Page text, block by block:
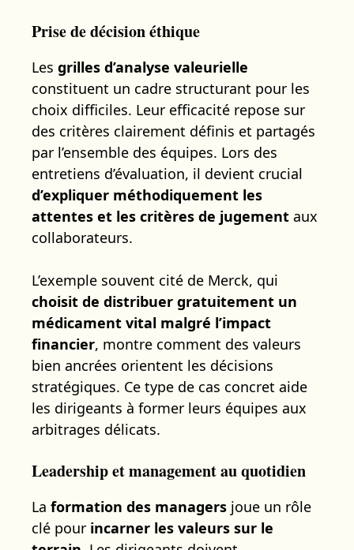
Prise de décision éthique
Les grilles d’analyse valeurielle
constituent un cadre structurant pour les
choix difficiles. Leur efficacité repose sur
des critères clairement définis et partagés
par l’ensemble des équipes. Lors des
entretiens d’évaluation, il devient crucial
d’expliquer méthodiquement les
attentes et les critères de jugement aux
collaborateurs.
L’exemple souvent cité de Merck, qui
choisit de distribuer gratuitement un
médicament vital malgré l’impact
financier, montre comment des valeurs
bien ancrées orientent les décisions
stratégiques. Ce type de cas concret aide
les dirigeants à former leurs équipes aux
arbitrages délicats.
Leadership et management au quotidien
La formation des managers joue un rôle
clé pour incarner les valeurs sur le